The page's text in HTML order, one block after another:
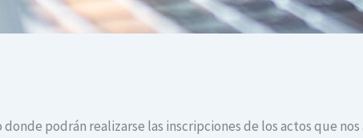
podrán realizarse las inscripciones de los actos que